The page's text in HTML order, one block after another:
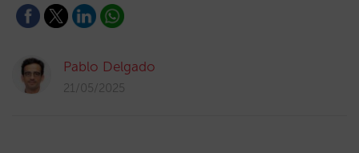
Pablo Delgado
21/05/2025